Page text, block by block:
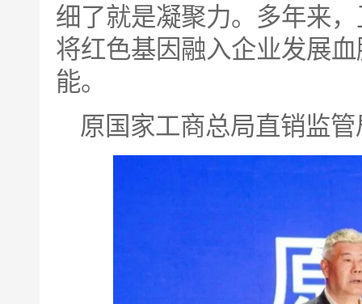
细了就是凝聚力。多年来
将红色基因融入企业发展
能。
原国家工商总局直销监